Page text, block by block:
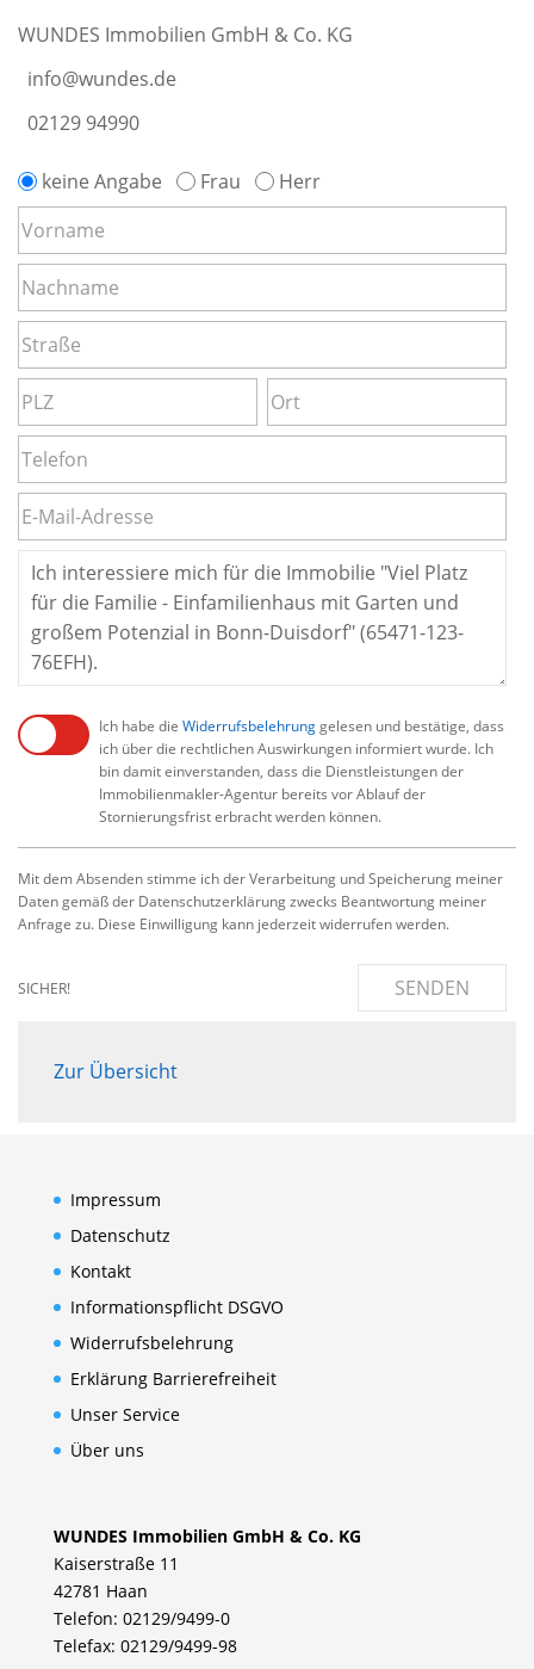
WUNDES Immobilien GmbH & Co. KG
info@wundes.de
02129 94990
keine Angabe Frau Herr
Ich habe die Widerrufsbelehrunggelesen und bestätige, dass
ich über die rechtlichen Auswirkungen informiert wurde. Ich
bin damit einverstanden, dass die Dienstleistungen der
Immobilienmakler-Agentur bereits vor Ablauf der
Stornierungsfrist erbracht werden können.
Mit dem Absenden stimme ich der Verarbeitung und Speicherung meiner
Daten gemäß der Datenschutzerklärung zwecks Beantwortung meiner
Anfrage zu. Diese Einwilligung kann jederzeit widerrufen werden.
SICHER! SENDEN
Zur Übersicht
Impressum
Datenschutz
Kontakt
Informationspflicht DSGVO
Widerrufsbelehrung
Erklärung Barrierefreiheit
Unser Service
Über uns
WUNDES Immobilien GmbH & Co. KG
Kaiserstraße 11
42781 Haan
Telefon: 02129/9499-0
Telefax: 02129/9499-98